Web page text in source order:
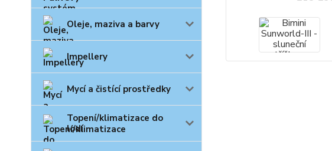
Oleje, maziva a barvy
Impellery
Mycí a čistící prostředky
Topení/klimatizace do
lodí